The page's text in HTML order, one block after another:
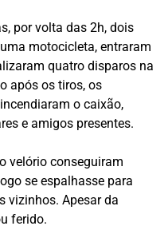
por volta das 2h, dois
motocicleta, entraram
quatro disparos na
após os tiros, os
o caixão,
e amigos presentes.
velório conseguiram
se espalhasse para
vizinhos. Apesar da
ferido.